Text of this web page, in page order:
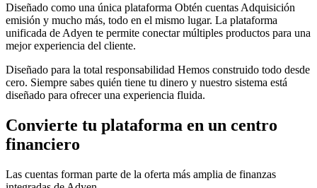
Diseñado como una única plataforma Obtén cuentas Adquisición
emisión y mucho más, todo en el mismo lugar. La plataforma
unificada de Adyen te permite conectar múltiples productos para una
mejor experiencia del cliente.
Diseñado para la total responsabilidad Hemos construido todo desde
cero. Siempre sabes quién tiene tu dinero y nuestro sistema está
diseñado para ofrecer una experiencia fluida.
Convierte tu plataforma en un centro
financiero
Las cuentas forman parte de la oferta más amplia de finanzas